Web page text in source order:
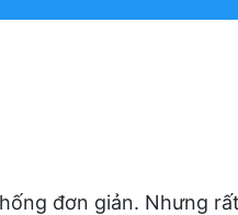
đơn giản. Nhưng